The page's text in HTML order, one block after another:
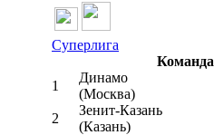
Суперлига
Команда
1
Динамо
(Москва)
2
Зенит-Казань
(Казань)